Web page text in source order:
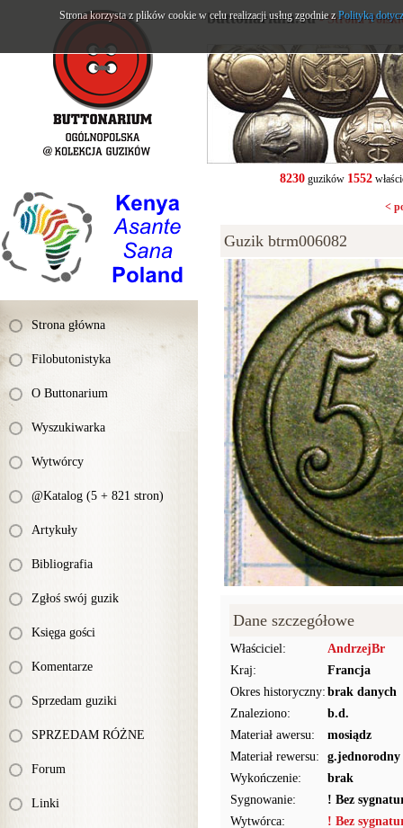
Strona główna
Filobutonistyka
O Buttonarium
Wyszukiwarka
Wytwórcy
@Katalog (5 + 821 stron)
Artykuły
Bibliografia
Zgłoś swój guzik
Księga gości
Komentarze
Sprzedam guziki
SPRZEDAM RÓŻNE
Forum
Linki
buttonarium.eu- Strona
8230guzików 1552
<
Guzik btrm006082
Dane szczegółowe
Właściciel:
AndrzejBr
Kraj:
Francja
Okres historyczny: brak danych
Znaleziono:
b.d.
Materiał awersu:
mosiądz
Materiał rewersu:
g.jednorodny
Wykończenie:
brak
Sygnowanie:
! Bez
Wytwórca:
! Bez
Strona korzysta z plików cookie w celu realizacji usług zgodnie zPolityką